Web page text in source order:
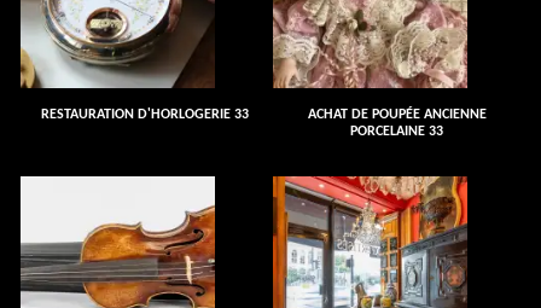
RESTAURATION D'HORLOGERIE 33
ACHAT DE POUPÉE ANCIENNE
PORCELAINE 33